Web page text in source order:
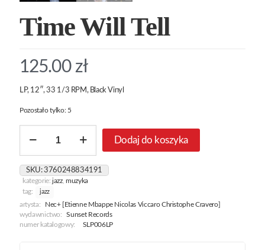
Time Will Tell
125.00 zł
LP, 12″, 33 1/3 RPM, Black Vinyl
Pozostało tylko: 5
Time
Tell
Dodaj do koszyka
SKU:3760248834191
kategorie: jazz,muzyka
tag:
jazz
artysta:
Nec+ [Etienne Mbappe Nicolas Viccaro Christophe Cravero]
wydawnictwo:
Sunset Records
numer katalogowy:
SLP006LP